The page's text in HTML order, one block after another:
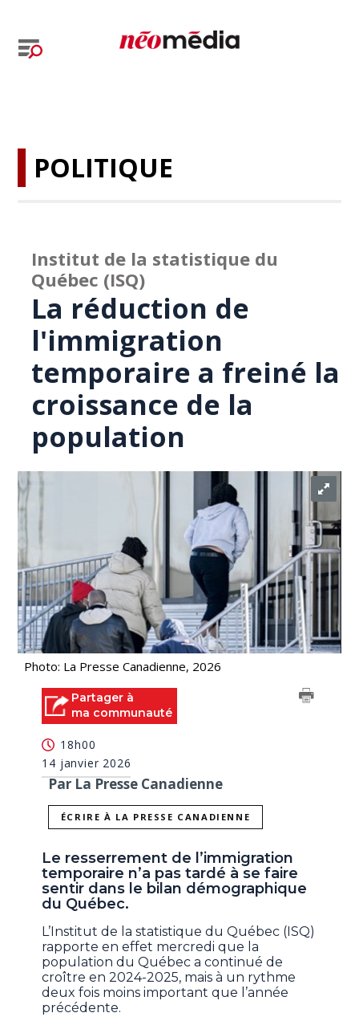
POLITIQUE
Institut de la statistique du
Québec (ISQ)
La réduction de
l'immigration
temporaire a freiné la
croissance de la
population
Photo: La Presse Canadienne, 2026
Partager à
ma communauté
18h00
14 janvier 2026
Par La Presse Canadienne
ÉCRIRE À LA PRESSE CANADIENNE
Le resserrement de l’immigration
temporaire n’a pas tardé à se faire
sentir dans le bilan démographique
du Québec.
L’Institut de la statistique du Québec (ISQ)
rapporte en effet mercredi que la
population du Québec a continué de
croître en 2024-2025, mais à un rythme
deux fois moins important que l’année
précédente.